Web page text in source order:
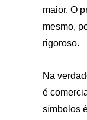
maior. O
mesmo,
rigoroso.
Na
é
símbolos